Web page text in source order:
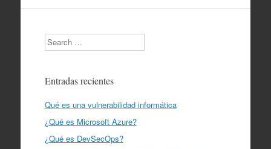
Search
Entradas recientes
Qué es una vulnerabilidad informática
¿Qué es Microsoft Azure?
¿Qué es DevSecOps?